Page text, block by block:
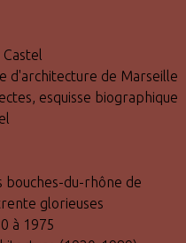
d'architecture de Marseille
esquisse biographique
bouches-du-rhône de
glorieuses
à 1975